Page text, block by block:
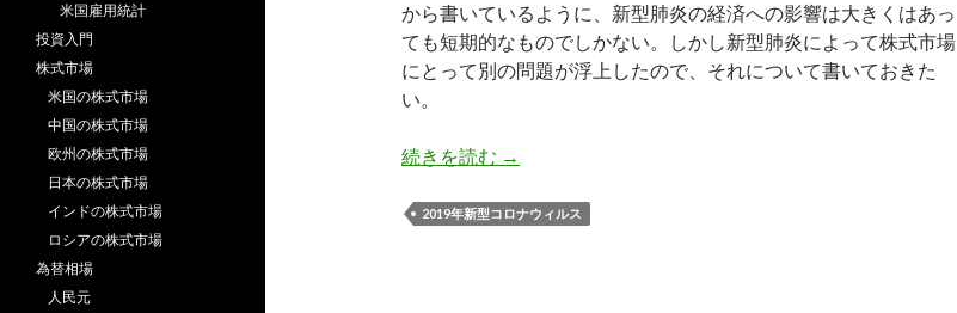
から書いているように、新型肺炎の経済への影響は大きくはあっ
ても短期的なものでしかない。しかし新型肺炎によって株式市場
にとって別の問題が浮上したので、それについて書いておきた
い。
続きを読む 新型肺炎で株式市場の暴落が近づいた
→
2019年新型コロナウィルス
米国雇用統計
投資入門
株式市場
米国の株式市場
中国の株式市場
欧州の株式市場
日本の株式市場
インドの株式市場
ロシアの株式市場
為替相場
人民元